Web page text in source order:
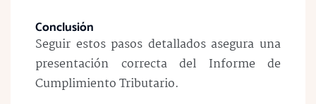
Conclusión
Seguir estos pasos detallados asegura una
presentación correcta del Informe de
Cumplimiento Tributario.